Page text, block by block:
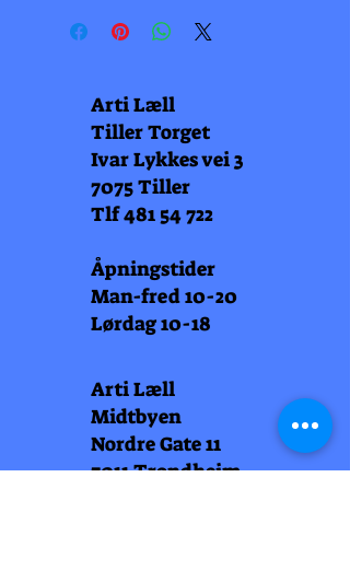
Arti Læll
Tiller Torget
Ivar Lykkes vei 3
7075 Tiller
Tlf481 54 722
Åpningstider
Man-fred 10-20
Lørdag 10-18
Arti Læll
Midtbyen
Nordre Gate 11
7011 Trondheim